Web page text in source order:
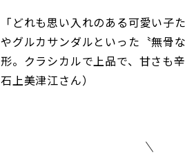
「どれも思い入れのある可愛い子
やグルカサンダルといった〝無骨
形。クラシカルで上品で、甘さも
石上美津江さん）